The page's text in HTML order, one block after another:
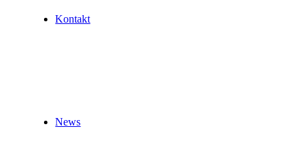
Kontakt
News